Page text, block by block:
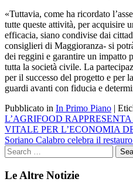
«Tuttavia, come ha ricordato
tutte queste attività, per acquisire
efficacia, siano condivise dai
consiglieri di Maggioranza- si
dei reggini e garantire un impatto
tutta la società civile. La
per il successo del progetto e per
guardi avanti con fiducia e
Pubblicato in In Primo Piano |
Navigazione
articoli
L’AGRIFOOD
VITALE PER L’ECONOMIA
Soriano Calabro celebra il
Le Altre Notizie